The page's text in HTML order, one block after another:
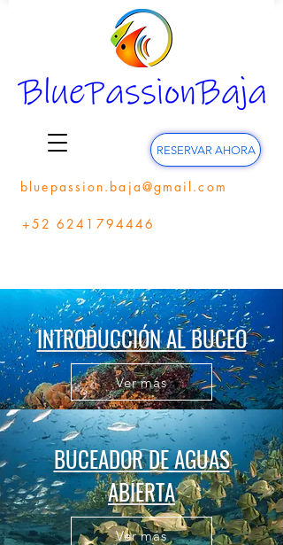
RESERVAR AHORA
+52 6241794446
bluepassion.baja@gmail.com
INTRODUCCIÓN AL BUCEO
Ver más
BUCEADOR DE AGUAS
ABIERTA
Ver más